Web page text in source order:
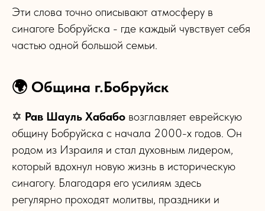
Эти слова точно описывают атмосферу в
синагоге Бобруйска - где каждый чувствует себя
частью одной большой семьи.
🌍 Община г.Бобруйск
✡ Рав Шауль Хабабо возглавляет еврейскую
общину Бобруйска с начала 2000-х годов. Он
родом из Израиля и стал духовным лидером,
который вдохнул новую жизнь в историческую
синагогу. Благодаря его усилиям здесь
регулярно проходят молитвы, праздники и